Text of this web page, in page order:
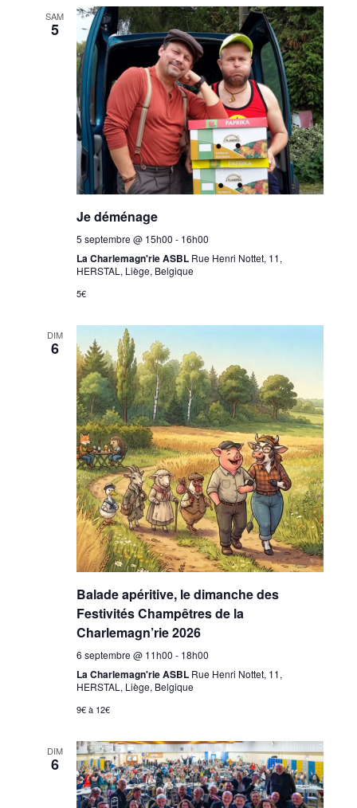
SAM
5
Je déménage
5 septembre @ 15h00 - 16h00
La Charlemagn'rie ASBL Rue Henri Nottet, 11,
HERSTAL, Liège, Belgique
5€
DIM
6
Balade apéritive, le dimanche des
Festivités Champêtres de la
Charlemagn’rie 2026
6 septembre @ 11h00 - 18h00
La Charlemagn'rie ASBL Rue Henri Nottet, 11,
HERSTAL, Liège, Belgique
9€ à 12€
DIM
6